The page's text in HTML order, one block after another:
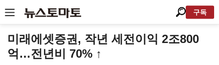
구독
미래에셋증권, 작년 세전이익 2조800
억…전년비 70% ↑